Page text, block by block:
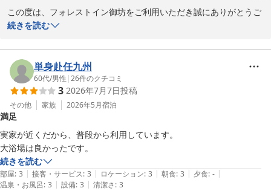
この度は、フォレストイン御坊をご利用いただき誠にありがとうご
ざいます。
とうございます。
立地面でお役に立てたようで大変嬉しく存じます。
これからもお客様にお選びいただけるホテルであり続けられるよ
う、スタッフ一同、尚一層の サービス向上に努めてまいりますの
で、引き続きご愛顧賜りますよう、何卒よろしくお願い申し上げま
す。
この度はご多忙の中、ご投稿いただきましてありがとうございま
す。
お客様のお帰りをスタッフ一同、心よりお待ちしております。
                                                   フォレストイン御坊　竹村
続きを読む
単身赴任九州
60代/男性 |26件のクチコミ
3 2026年7月7日投稿
その他 家族 2026年5月宿泊
満足
実家が近くだから、普段から利用しています。
大浴場は良かったです。
続きを読む
部屋: 3 | 接客・サービス: 3 | ロケーション: 3 | 朝食: 3 | 夕食: - |
温泉・お風呂: 3 | 設備: 3 | 清潔さ: 3